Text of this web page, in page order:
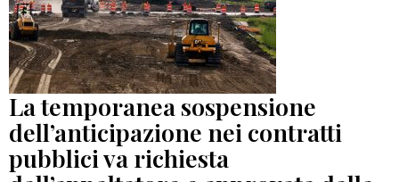
La temporanea sospensione
dell’anticipazione nei contratti
pubblici va richiesta